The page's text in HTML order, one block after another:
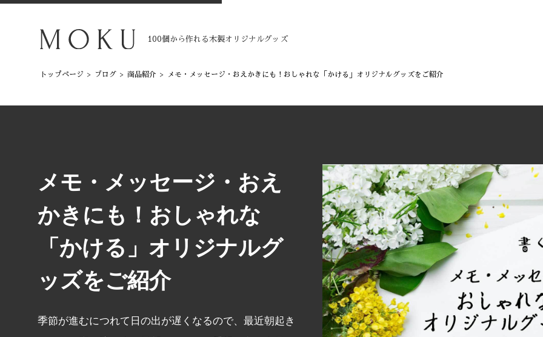
100個から作れる木製オリジナルグッズ
トップページ > ブログ > 商品紹介 > メモ・メッセージ・おえかきにも！おしゃれな「かける」オリジナルグッズをご紹介
メモ・メッセージ・おえ
かきにも！おしゃれな
「かける」オリジナルグ
ッズをご紹介
季節が進むにつれて日の出が遅くなるので、最近朝起き